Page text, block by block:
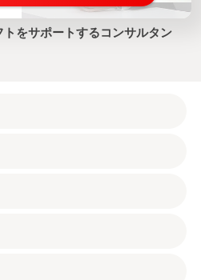
をサポートするコンサルタン